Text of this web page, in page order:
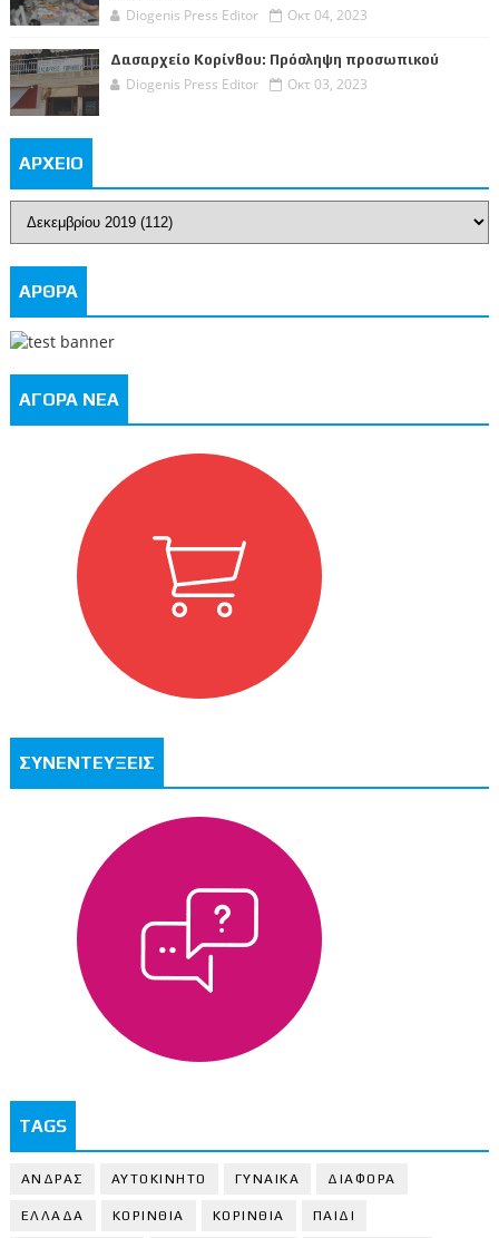
Diogenis Press Editor Οκτ 04, 2023
Δασαρχείο Κορίνθου: Πρόσληψη προσωπικού
Diogenis Press Editor Οκτ 03, 2023
ΑΡΧΕΙΟ
ΑΡΘΡΑ
ΑΓΟΡΑ ΝΕΑ
ΣΥΝΕΝΤΕΥΞΕΙΣ
TAGS
ΑΝΔΡΑΣ ΑΥΤΟΚΙΝΗΤΟ ΓΥΝΑΙΚΑ ΔΙΑΦΟΡΑ
ΕΛΛΑΔΑ ΚΟΡΙΝΘΙΑ ΚΟΡΙΝΘΙA ΠΑΙΔΙ